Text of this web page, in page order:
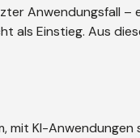
Anwendungsfall –
als Einstieg. Aus
mit KI-Anwendungen